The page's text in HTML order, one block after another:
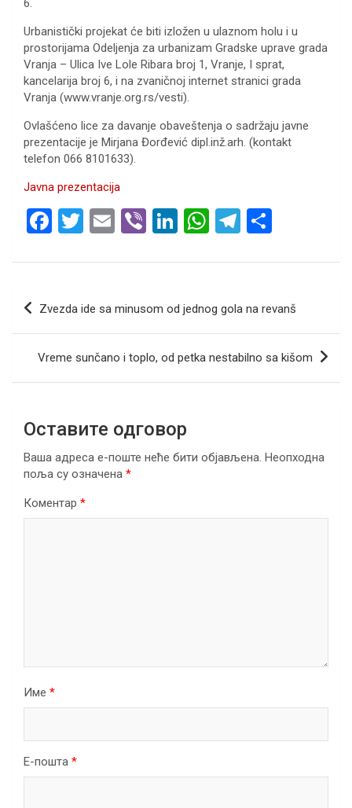
6.
Urbanistički projekat će biti izložen u ulaznom holu i u
prostorijama Odeljenja za urbanizam Gradske uprave grada
Vranja – Ulica Ive Lole Ribara broj 1, Vranje, I sprat,
kancelarija broj 6, i na zvaničnoj internet stranici grada
Vranja (www.vranje.org.rs/vesti).
Ovlašćeno lice za davanje obaveštenja o sadržaju javne
prezentacije je Mirjana Đorđević dipl.inž.arh. (kontakt
telefon 066 8101633).
Javna prezentacija
F
ce
o
k
T
tt
er
E
ail
Vi
er
Li
ke
dI
n
W
at
A
p
T
e
a
m
ar
Кретање
Zvezda ide sa minusom od jednog gola na revanš
Vreme sunčano i toplo, od petka nestabilno sa kišom
Оставите одговор
Ваша адреса е-поште неће бити објављена. Неопходна
поља су означена *
Коментар *
Име *
Е-пошта *